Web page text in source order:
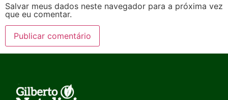
Salvar meus dados neste navegador para a próxima vez
que eu comentar.